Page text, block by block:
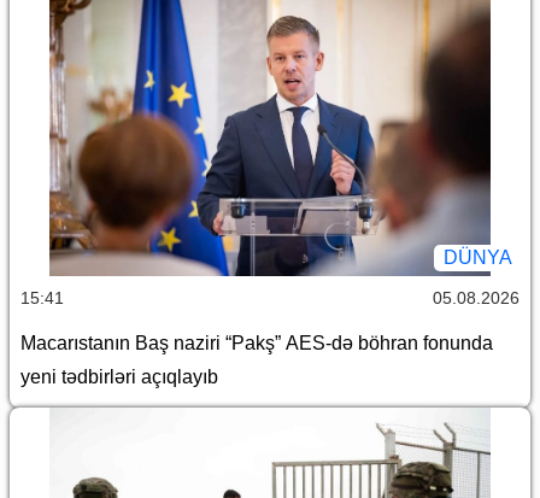
DÜNYA
15:41 05.08.2026
Macarıstanın Baş naziri “Pakş” AES-də böhran fonunda
yeni tədbirləri açıqlayıb